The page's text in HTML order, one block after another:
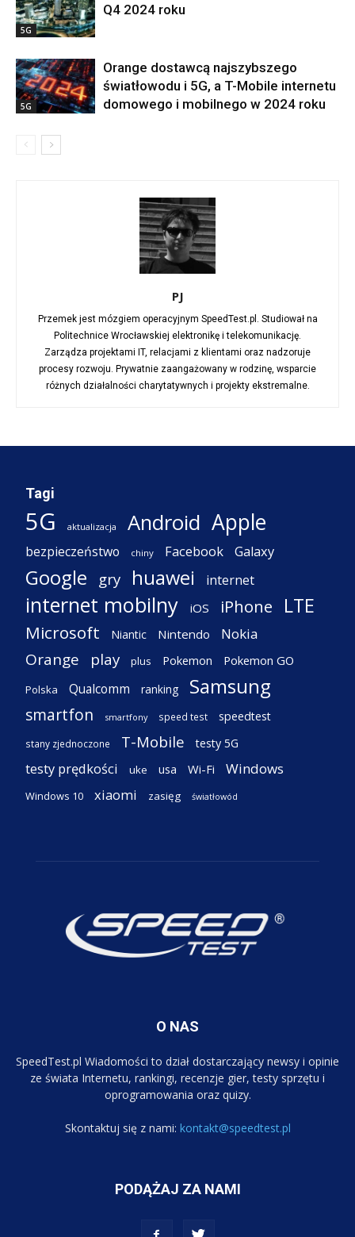
5G
Q4 2024 roku
5G
Orange dostawcą najszybszego
światłowodu i 5G, a T-Mobile internetu
domowego i mobilnego w 2024 roku
PJ
Przemek jest mózgiem operacyjnym SpeedTest.pl. Studiował na
Politechnice Wrocławskiej elektronikę i telekomunikację.
Zarządza projektami IT, relacjami z klientami oraz nadzoruje
procesy rozwoju. Prywatnie zaangażowany w rodzinę, wsparcie
różnych działalności charytatywnych i projekty ekstremalne.
Tagi
5G aktualizacja Android Apple
bezpieczeństwo chiny Facebook Galaxy
Google gry huawei internet
internet mobilny iOS iPhone LTE
Microsoft Niantic Nintendo Nokia
Orange play plus Pokemon Pokemon GO
Polska Qualcomm ranking Samsung
smartfon smartfony speed test speedtest
stany zjednoczone T-Mobile testy 5G
testy prędkości uke usa Wi-Fi Windows
Windows 10 xiaomi zasięg światłowód
O NAS
SpeedTest.pl Wiadomości to dział dostarczający newsy i opinie
ze świata Internetu, rankingi, recenzje gier, testy sprzętu i
oprogramowania oraz quizy.
Skontaktuj się z nami: kontakt@speedtest.pl
PODĄŻAJ ZA NAMI